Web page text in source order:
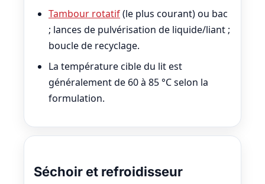
Tambour rotatif(le plus courant) ou bac
; lances de pulvérisation de liquide/liant ;
boucle de recyclage.
La température cible du lit est
généralement de 60 à 85 °C selon la
formulation.
Séchoir et refroidisseur